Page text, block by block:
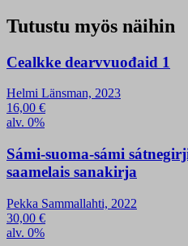
Tutustu myös näihin
Cealkke dearvvuođaid 1
Helmi Länsman, 2023
16,00 €
alv. 0%
Sámi-suoma-sámi
saamelais sanakirja
Pekka Sammallahti, 2022
30,00 €
alv. 0%